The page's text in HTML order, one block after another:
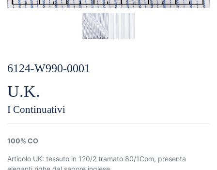
6124-W990-0001
U.K.
I Continuativi
100% CO
Articolo UK: tessuto in 120/2 tramato 80/1Com, presenta